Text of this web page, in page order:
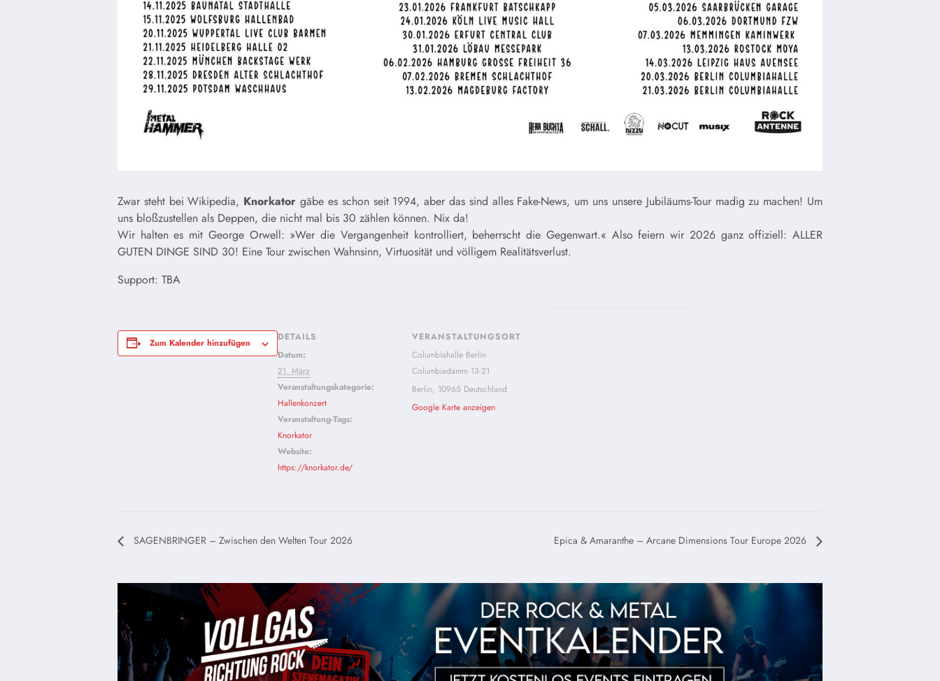
Zwar steht bei Wikipedia, Knorkator gäbe es schon seit 1994, aber das sind alles Fake-News, um uns unsere Jubiläums-Tour madig zu machen! Um
uns bloßzustellen als Deppen, die nicht mal bis 30 zählen können. Nix da!
Wir halten es mit George Orwell: »Wer die Vergangenheit kontrolliert, beherrscht die Gegenwart.« Also feiern wir 2026 ganz offiziell: ALLER
GUTEN DINGE SIND 30! Eine Tour zwischen Wahnsinn, Virtuosität und völligem Realitätsverlust.
Support: TBA
Zum Kalender hinzufügen
DETAILS
Datum:
21. März
Veranstaltungskategorie:
Hallenkonzert
Veranstaltung-Tags:
Knorkator
Website:
https://knorkator.de/
VERANSTALTUNGSORT
Columbiahalle Berlin
Columbiadamm 13-21
Berlin, 10965 Deutschland
Google Karte anzeigen
SAGENBRINGER – Zwischen den Welten Tour 2026 Epica & Amaranthe – Arcane Dimensions Tour Europe 2026